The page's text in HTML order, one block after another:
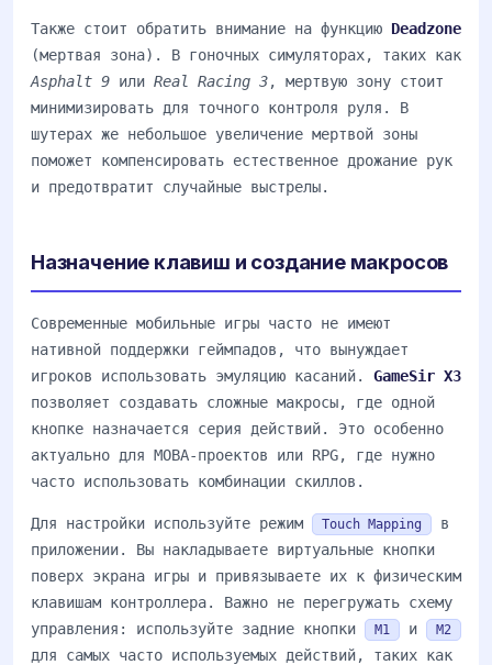
Также стоит обратить внимание на функцию Deadzone
(мертвая зона). В гоночных симуляторах, таких как
Asphalt 9 или Real Racing 3, мертвую зону стоит
минимизировать для точного контроля руля. В
шутерах же небольшое увеличение мертвой зоны
поможет компенсировать естественное дрожание рук
и предотвратит случайные выстрелы.
Назначение клавиш и создание макросов
Современные мобильные игры часто не имеют
нативной поддержки геймпадов, что вынуждает
игроков использовать эмуляцию касаний. GameSir X3
позволяет создавать сложные макросы, где одной
кнопке назначается серия действий. Это особенно
актуально для MOBA-проектов или RPG, где нужно
часто использовать комбинации скиллов.
Для настройки используйте режим Touch Mapping
в
приложении. Вы накладываете виртуальные кнопки
поверх экрана игры и привязываете их к физическим
клавишам контроллера. Важно не перегружать схему
управления: используйте задние кнопки
M1 и M2
для самых часто используемых действий, таких как